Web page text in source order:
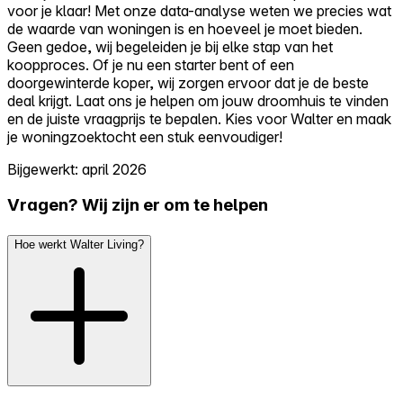
voor je klaar! Met onze data-analyse weten we precies wat
de waarde van woningen is en hoeveel je moet bieden.
Geen gedoe, wij begeleiden je bij elke stap van het
koopproces. Of je nu een starter bent of een
doorgewinterde koper, wij zorgen ervoor dat je de beste
deal krijgt. Laat ons je helpen om jouw droomhuis te vinden
en de juiste vraagprijs te bepalen. Kies voor Walter en maak
je woningzoektocht een stuk eenvoudiger!
Bijgewerkt: april 2026
Vragen? Wij zijn er om te helpen
Hoe werkt Walter Living?